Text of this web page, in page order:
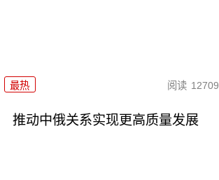
最热 阅读 12709
推动中俄关系实现更高质量发展